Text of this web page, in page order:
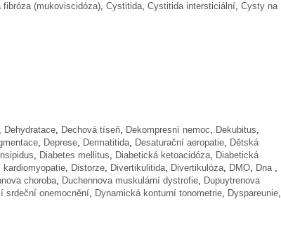
fibróza (mukoviscidóza), Cystitida, Cystitida intersticiální, Cysty na
, Dehydratace, Dechová tíseň, Dekompresní nemoc, Dekubitus,
, Deprese, Dermatitida, Desaturační aeropatie, Dětská
, Diabetes mellitus, Diabetická ketoacidóza, Diabetická
, Distorze, Divertikulitida, Divertikulóza, DMO, Dna ,
choroba, Duchennova muskulární dystrofie, Dupuytrenova
srdeční onemocnění, Dynamická konturní tonometrie, Dyspareunie,